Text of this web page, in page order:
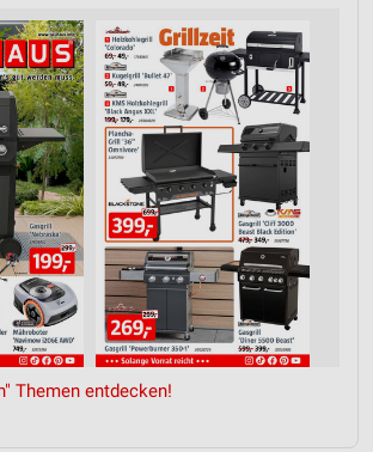
Themen entdecken!